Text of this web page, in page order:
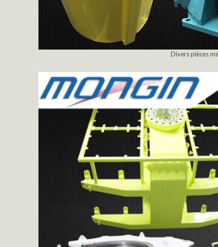
Divers pièces